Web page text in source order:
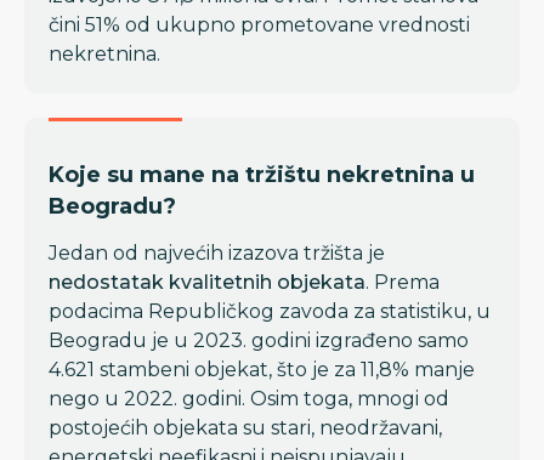
čini 51% od ukupno prometovane vrednosti
nekretnina.
Koje su mane na tržištu nekretnina u
Beogradu?
Jedan od najvećih izazova tržišta je
nedostatak kvalitetnih objekata. Prema
podacima Republičkog zavoda za statistiku, u
Beogradu je u 2023. godini izgrađeno samo
4.621 stambeni objekat, što je za 11,8% manje
nego u 2022. godini. Osim toga, mnogi od
postojećih objekata su stari, neodržavani,